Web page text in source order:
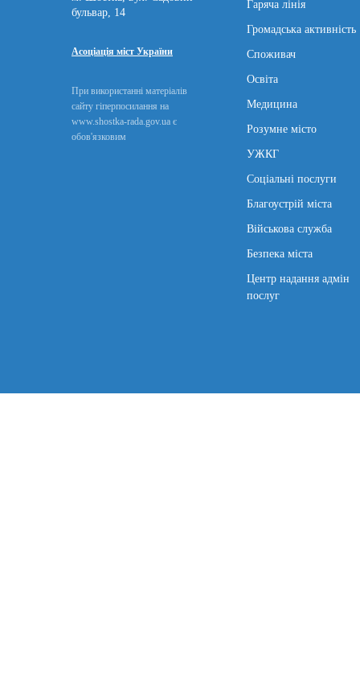
бульвар, 14
Асоціація міст України
При використанні матеріалів
сайту гіперпосилання на
www.shostka-rada.gov.ua є
обов'язковим
Гаряча лінія
Громадська активність
Споживач
Освіта
Медицина
Розумне місто
УЖКГ
Соціальні послуги
Благоустрій міста
Військова служба
Безпека міста
Центр надання адмін
послуг